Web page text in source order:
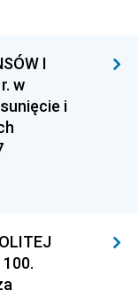
I
w
i